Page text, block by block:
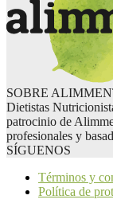
SOBRE
Dietistas
patrocinio de
profesionales y
SÍGUENOS
Términos y
Política de